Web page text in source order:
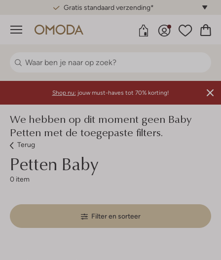
Gratis standaard verzending*
Menu
Shop nu: jouw must-haves tot 70% korting!
We hebben op dit moment geen Baby
Petten met de toegepaste filters.
Terug
Petten Baby
0 item
Filter en sorteer